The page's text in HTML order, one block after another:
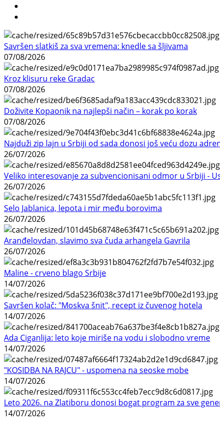
Savršen slatkiš za sva vremena: knedle sa šljivama
07/08/2026
Kroz klisuru reke Gradac
07/08/2026
Doživite Kopaonik na najlepši način – korak po korak
07/08/2026
Najduži zip lajn u Srbiji od sada donosi još veću dozu
26/07/2026
Veliko interesovanje za subvencionisani odmor u Srbiji -
26/07/2026
Selo Jablanica, lepota i mir među borovima
26/07/2026
Aranđelovdan, slavimo sva čuda arhangela Gavrila
26/07/2026
Maline - crveno blago Srbije
14/07/2026
Savršen kolač: "Moskva šnit", recept iz čuvenog hotela
14/07/2026
Ada Ciganlija: leto koje miriše na vodu i slobodno vreme
14/07/2026
"KOSIDBA NA RAJCU" - uspomena na seoske mobe
14/07/2026
Leto 2026. na Zlatiboru donosi bogat program za sve
14/07/2026